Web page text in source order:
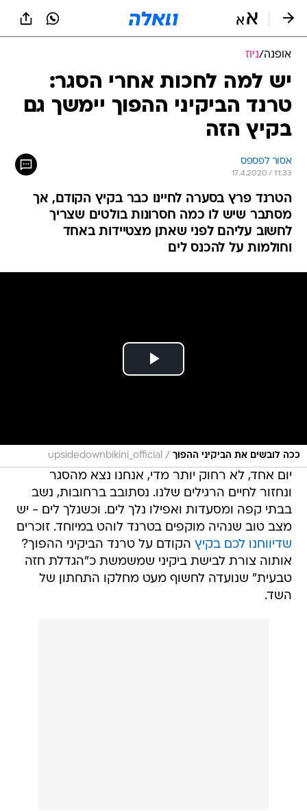
אופנה/ניוז
יש למה לחכות אחרי הסגר:
טרנד הביקיני ההפוך יימשך גם
בקיץ הזה
אסור לפספס
17.4.2020 / 11:33
הטרנד פרץ בסערה לחיינו כבר בקיץ הקודם, אך
מסתבר שיש לו כמה חסרונות בולטים שצריך
לחשוב עליהם לפני שאתן מצטיידות באחד
וחולמות על להכנס לים
ככה לובשים את הביקיני ההפוך /
upsidedownbikini_official
יום אחד, לא רחוק יותר מדי, אנחנו נצא מהסגר
ונחזור לחיים הרגילים שלנו. נסתובב ברחובות, נשב
בבתי קפה ומסעדות ואפילו נלך לים. וכשנלך לים - יש
מצב טוב שנהיה מוקפים בטרנד לוהט במיוחד. זוכרים
שדיווחנו לכם בקיץ הקודם על טרנד הביקיני ההפוך?
אותוה צורת לבישת ביקיני שמשמשת כ"הגדלת חזה
טבעית" שנועדה לחשוף מעט מחלקו התחתון של
השד.